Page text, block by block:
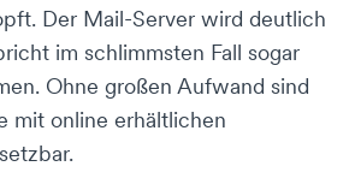
Der Mail-Server wird deutlich
im schlimmsten Fall sogar
Ohne großen Aufwand sind
mit online erhältlichen